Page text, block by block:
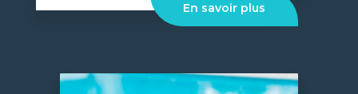
En savoir plus